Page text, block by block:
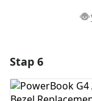
Voeg
Stap 6